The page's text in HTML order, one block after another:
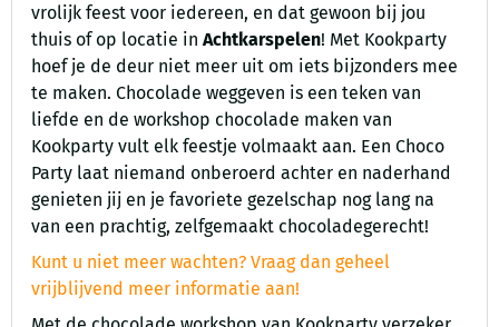
vrolijk feest voor iedereen, en dat gewoon bij jou
thuis of op locatie inAchtkarspelen! Met Kookparty
hoef je de deur niet meer uit om iets bijzonders mee
te maken. Chocolade weggeven is een teken van
liefde en de workshop chocolade maken van
Kookparty vult elk feestje volmaakt aan. Een Choco
Party laat niemand onberoerd achter en naderhand
genieten jij en je favoriete gezelschap nog lang na
van een prachtig, zelfgemaakt chocoladegerecht!
Kunt u niet meer wachten? Vraag dan geheel
vrijblijvend meer informatie aan!